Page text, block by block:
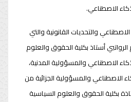
الاصطناعي.
والتحديات القانونية والتي
أستاذ بكلية الحقوق والعلوم
الاصطناعي والمسؤولية المدنية،
والمسؤولية الجزائية من
بكلية الحقوق والعلوم السياسية